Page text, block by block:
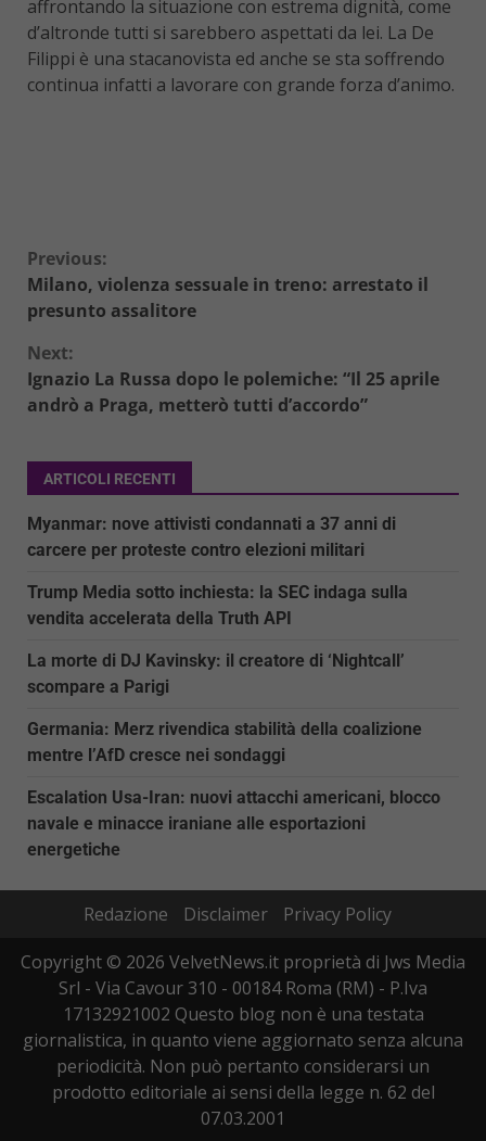
affrontando la situazione con estrema dignità, come
d’altronde tutti si sarebbero aspettati da lei. La De
Filippi è una stacanovista ed anche se sta soffrendo
continua infatti a lavorare con grande forza d’animo.
Continue
Reading
Previous:
Milano, violenza sessuale in treno: arrestato il
presunto assalitore
Next:
Ignazio La Russa dopo le polemiche: “Il 25 aprile
andrò a Praga, metterò tutti d’accordo”
ARTICOLI RECENTI
Myanmar: nove attivisti condannati a 37 anni di
carcere per proteste contro elezioni militari
Trump Media sotto inchiesta: la SEC indaga sulla
vendita accelerata della Truth API
La morte di DJ Kavinsky: il creatore di ‘Nightcall’
scompare a Parigi
Germania: Merz rivendica stabilità della coalizione
mentre l’AfD cresce nei sondaggi
Escalation Usa-Iran: nuovi attacchi americani, blocco
navale e minacce iraniane alle esportazioni
energetiche
Redazione Disclaimer
Privacy Policy
Copyright © 2026 VelvetNews.it proprietà di Jws Media
Srl - Via Cavour 310 - 00184 Roma (RM) - P.Iva
17132921002 Questo blog non è una testata
giornalistica, in quanto viene aggiornato senza alcuna
periodicità. Non può pertanto considerarsi un
prodotto editoriale ai sensi della legge n. 62 del
07.03.2001